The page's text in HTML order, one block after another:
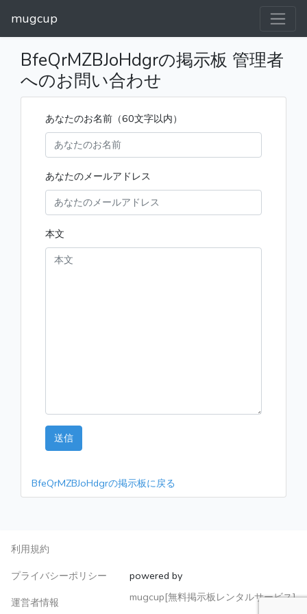
mugcup
BfeQrMZBJoHdgrの掲示板 管理者
へのお問い合わせ
あなたのお名前（60文字以内）
あなたのメールアドレス
本文
送信
BfeQrMZBJoHdgrの掲示板に戻る
利用規約
プライバシーポリシー
運営者情報
powered by
mugcup[無料掲示板レンタルサービス]